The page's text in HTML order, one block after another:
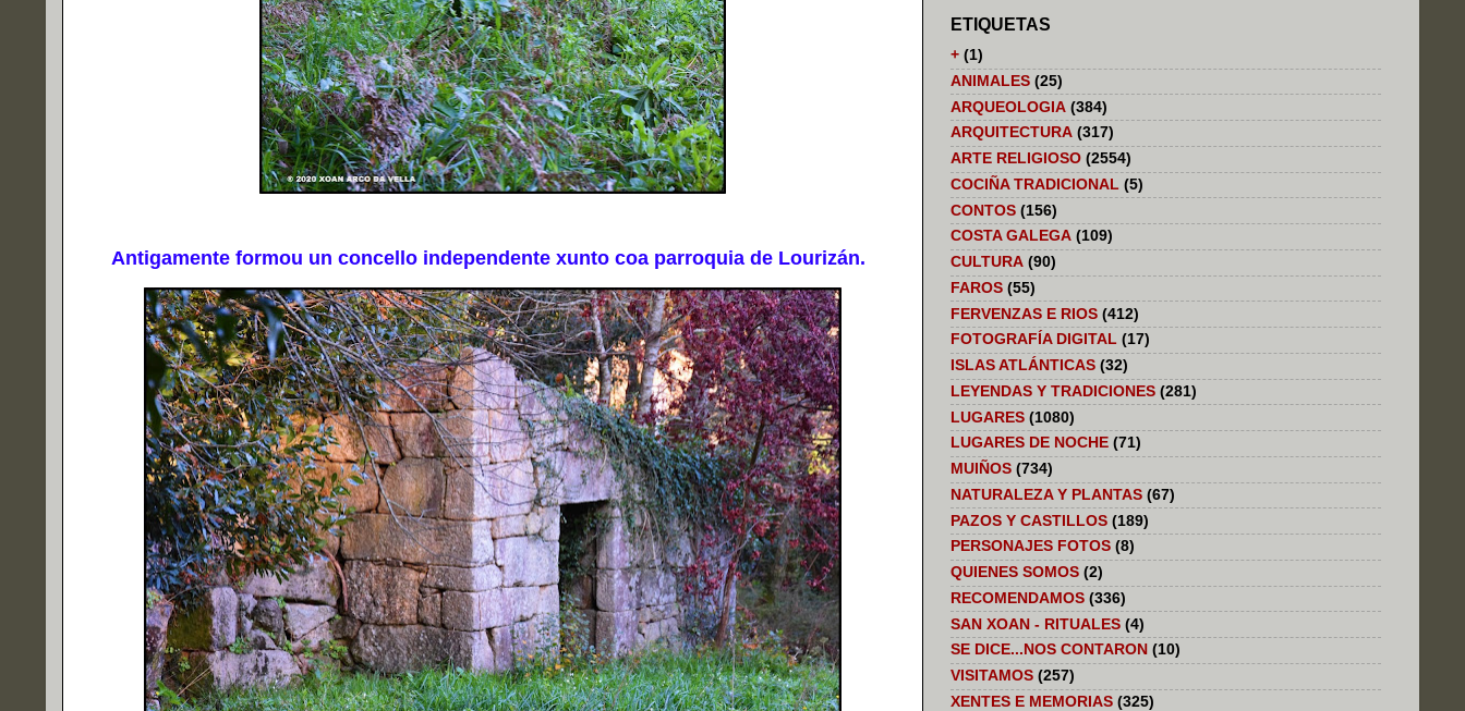
Antigamente formou un concello independente xunto coa parroquia de Lourizán.
ETIQUETAS
+ (1)
ANIMALES (25)
ARQUEOLOGIA (384)
ARQUITECTURA (317)
ARTE RELIGIOSO (2554)
COCIÑA TRADICIONAL (5)
CONTOS (156)
COSTA GALEGA (109)
CULTURA (90)
FAROS (55)
FERVENZAS E RIOS (412)
FOTOGRAFÍA DIGITAL (17)
ISLAS ATLÁNTICAS (32)
LEYENDAS Y TRADICIONES (281)
LUGARES (1080)
LUGARES DE NOCHE (71)
MUIÑOS (734)
NATURALEZA Y PLANTAS (67)
PAZOS Y CASTILLOS (189)
PERSONAJES FOTOS (8)
QUIENES SOMOS (2)
RECOMENDAMOS (336)
SAN XOAN - RITUALES (4)
SE DICE...NOS CONTARON (10)
VISITAMOS (257)
XENTES E MEMORIAS (325)